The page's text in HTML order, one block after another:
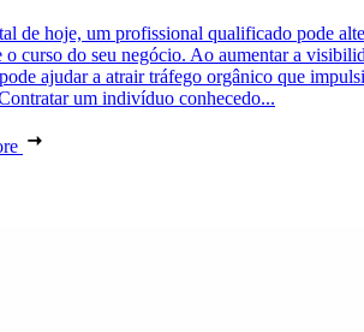
de hoje, um profissional qualificado pode
o curso do seu negócio. Ao aumentar a
ajudar a atrair tráfego orgânico que
um indivíduo conhecedo...